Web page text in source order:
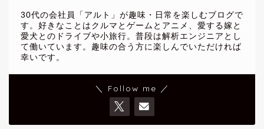
30代の会社員「アルト」が趣味・日常を楽しむブログで
す。好きなことはクルマとゲームとアニメ、愛する嫁と
愛犬とのドライブや小旅行。普段は解析エンジニアとし
て働いています。趣味の合う方に楽しんでいただければ
幸いです。
＼ Follow me ／